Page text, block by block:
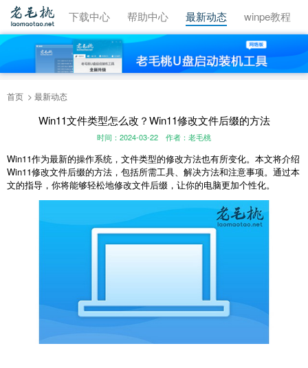
视频教程 下载中心 帮助中心 最新动态 winpe教程
首页 最新动态
Win11文件类型怎么改？Win11修改文件后缀的方法
时间：2024-03-22 作者：老毛桃
Win11作为最新的操作系统，文件类型的修改方法也有所变化。本文将介绍
Win11修改文件后缀的方法，包括所需工具、解决方法和注意事项。通过本
文的指导，你将能够轻松地修改文件后缀，让你的电脑更加个性化。